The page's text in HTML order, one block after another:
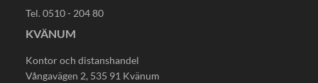
Tel. 0510 - 204 80
KVÄNUM
Kontor och distanshandel
Vångavägen 2, 535 91 Kvänum